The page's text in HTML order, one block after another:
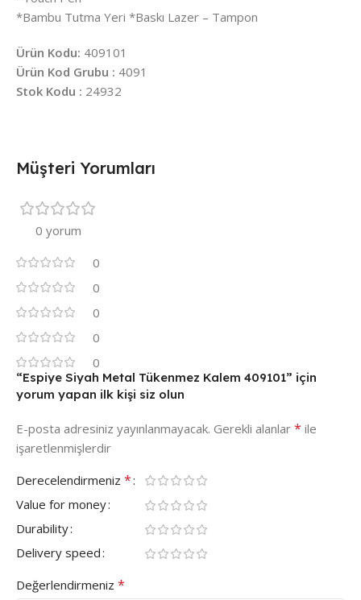
*Bambu Tutma Yeri *Baskı Lazer – Tampon
Ürün Kodu: 409101
Ürün Kod Grubu : 4091
Stok Kodu : 24932
Müşteri Yorumları
0 yorum
0
0
0
0
0
“Espiye Siyah Metal Tükenmez Kalem 409101” için
yorum yapan ilk kişi siz olun
E-posta adresiniz yayınlanmayacak. Gerekli alanlar * ile
işaretlenmişlerdir
Derecelendirmeniz *
Value for money
Durability
Delivery speed
Değerlendirmeniz *